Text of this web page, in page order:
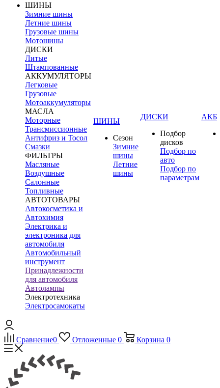
ШИНЫ
Зимние шины
Летние шины
Грузовые шины
Мотошины
ДИСКИ
Литые
Штампованные
АККУМУЛЯТОРЫ
Легковые
Грузовые
Мотоаккумуляторы
МАСЛА
Моторные
Трансмиссионные
Антифриз и Тосол
Смазки
ФИЛЬТРЫ
Масляные
Воздушные
Салонные
Топливные
АВТОТОВАРЫ
Автокосметика и
Автохимия
Электрика и
электроника для
автомобиля
Автомобильный
инструмент
Принадлежности
для автомобиля
Автолампы
Электротехника
Электросамокаты
ШИНЫ
Сезон
Зимние
шины
Летние
шины
ДИСКИ
Подбор
дисков
Подбор по
авто
Подбор по
параметрам
АКБ
Сравнение0 Отложенные 0 Корзина 0